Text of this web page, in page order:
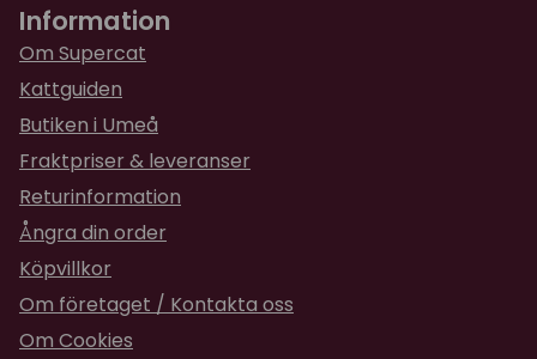
Information
Om Supercat
Kattguiden
Butiken i Umeå
Fraktpriser & leveranser
Returinformation
Ångra din order
Köpvillkor
Om företaget / Kontakta oss
Om Cookies